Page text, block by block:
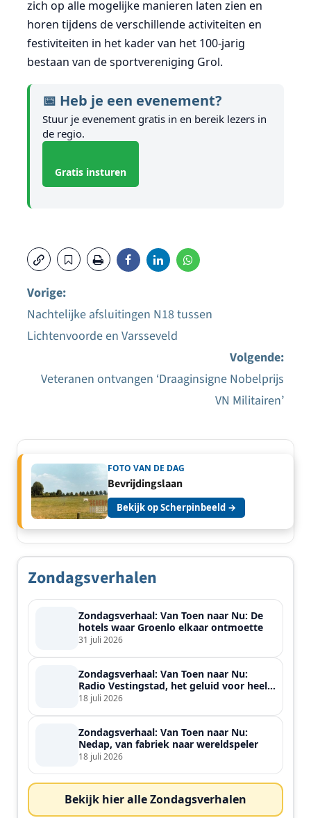
zich op alle mogelijke manieren laten zien en
horen tijdens de verschillende activiteiten en
festiviteiten in het kader van het 100-jarig
bestaan van de sportvereniging Grol.
📅 Heb je een evenement?
Stuur je evenement gratis in en bereik lezers in
de regio.
Gratis insturen
Bericht
Vorige:
Nachtelijke afsluitingen N18 tussen
Lichtenvoorde en Varsseveld
Volgende:
Veteranen ontvangen ‘Draaginsigne Nobelprijs
VN Militairen’
FOTO VAN DE DAG
Bevrijdingslaan
Bekijk op Scherpinbeeld →
Zondagsverhalen
Zondagsverhaal: Van Toen naar Nu: De
hotels waar Groenlo elkaar ontmoette
31 juli 2026
Zondagsverhaal: Van Toen naar Nu:
Radio Vestingstad, het geluid voor heel
de streek
18 juli 2026
Zondagsverhaal: Van Toen naar Nu:
Nedap, van fabriek naar wereldspeler
18 juli 2026
Bekijk hier alle Zondagsverhalen